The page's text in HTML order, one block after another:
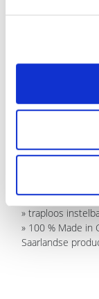
» onze
Ha-Ra
» onze
stellen (max.
» licht als een
van anti-slip,
handgreep zorgt
» traploos
» 100 % Made in
Saarlandse